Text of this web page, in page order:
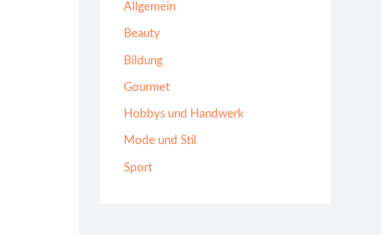
Allgemein
Beauty
Bildung
Gourmet
Hobbys und Handwerk
Mode und Stil
Sport